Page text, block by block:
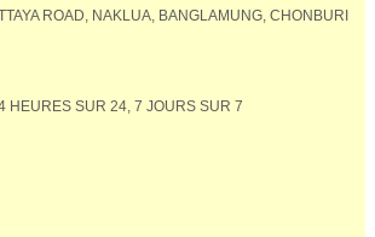
ROAD, NAKLUA, BANGLAMUNG, CHONBURI
HEURES SUR 24, 7 JOURS SUR 7